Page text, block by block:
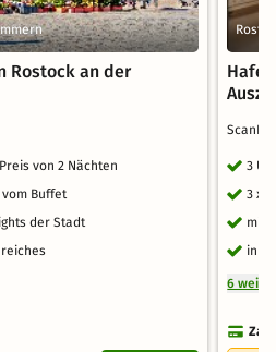
Rostock an der
von 2 Nächten
Buffet
der Stadt
3
3 x
mit
inkl.
6